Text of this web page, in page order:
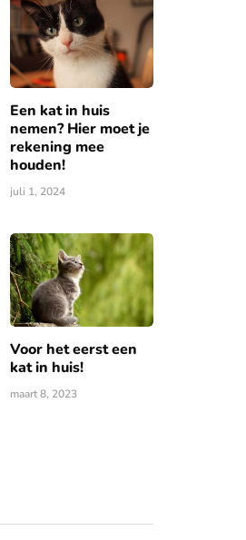
Een kat in huis
nemen? Hier moet je
rekening mee
houden!
juli 1, 2024
Voor het eerst een
kat in huis!
maart 8, 2023